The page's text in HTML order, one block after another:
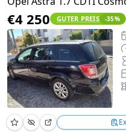
€4 250 GUTER PREIS -35%